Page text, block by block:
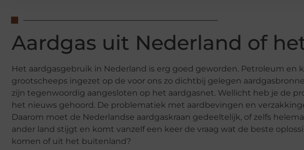
Aardgas uit Nederland of
Het aardgasgebruik in Nederland is erg goed geworden. Petroleum en
grootscheeps ingezet op de voor ons zo dichtbij gelegen
zijn tegenwoordig aangesloten op het aardgasnet. Wellicht heb je de
het nieuws gehoord. De problematiek met aardbevingen en
Daarom moet de Nederlandse aardgaskraan gedeeltelijk, of zelfs
ander land stijgt en komt vanzelf een keer de vraag wat de beste
komen of uit het buitenland?